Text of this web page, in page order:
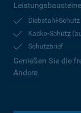
Diebstahl-Schutz
Kasko-Schutz
Schutzbrief
Genießen Sie die
Andere.